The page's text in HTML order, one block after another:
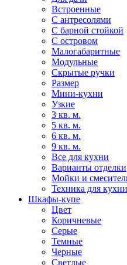
Встроенные
С антресолями
С барной стойкой
С островом
Малогабаритные
Модульные
Скрытые ручки
Размер
Мини-кухни
Узкие
3 кв. м.
5 кв. м.
6 кв. м.
9 кв. м.
Все для кухни
Варианты отделки
Мойки и
Техника для кухни
Шкафы-купе
Цвет
Коричневые
Серые
Темные
Черные
Светлые